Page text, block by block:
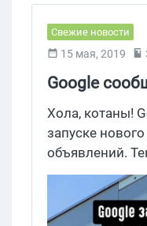
Свежие новости
15 мая, 2019
Google
нового
объявлений
Хола, котаны!
запуске
объявлений.
смогут
восьми
формата